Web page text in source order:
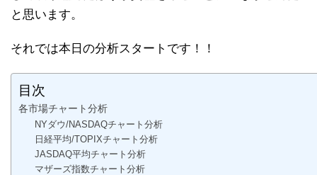
と思います。
それでは本日の分析スタートです！！
目次
各市場チャート分析
NYダウ/NASDAQチャート分析
日経平均/TOPIXチャート分析
JASDAQ平均チャート分析
マザーズ指数チャート分析